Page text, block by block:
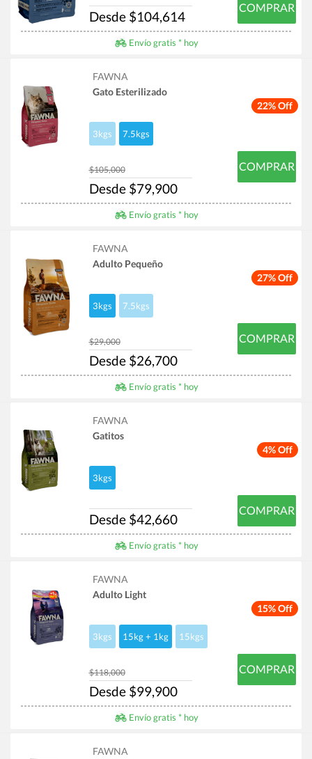
Desde $104,614
COMPRAR
Envío gratis * hoy
22% Off
FAWNA
Gato Esterilizado
3kgs 7.5kgs
$105,000
Desde $79,900
COMPRAR
Envío gratis * hoy
27% Off
FAWNA
Adulto Pequeño
3kgs 7.5kgs
$29,000
Desde $26,700
COMPRAR
Envío gratis * hoy
4% Off
FAWNA
Gatitos
3kgs
Desde $42,660
COMPRAR
Envío gratis * hoy
15% Off
FAWNA
Adulto Light
3kgs 15kg + 1kg 15kgs
$118,000
Desde $99,900
COMPRAR
Envío gratis * hoy
FAWNA